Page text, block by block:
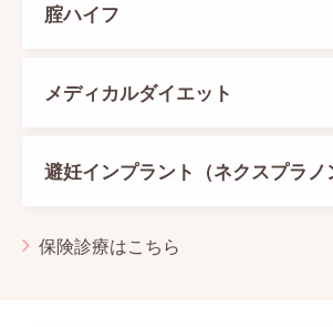
腟ハイフ
メディカルダイエット
避妊インプラント（ネクスプラノ
保険診療はこちら